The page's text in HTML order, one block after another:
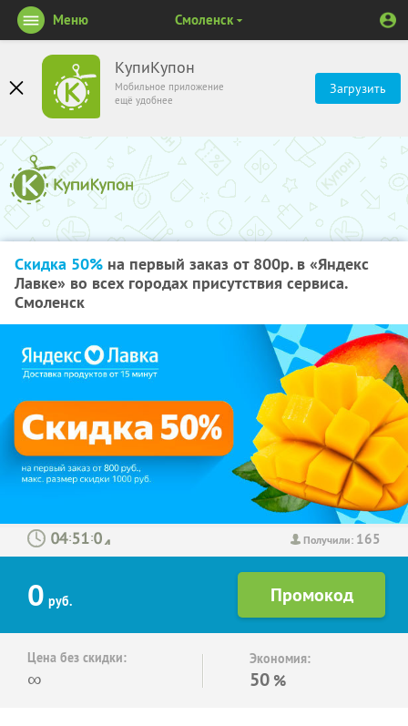
КупиКупон
Мобильное приложение
ещё удобнее
Загрузить
Меню Смоленск
Скидка 50% на первый заказ от 800р. в «Яндекс
Лавке» во всех городах присутствия сервиса.
Смоленск
Получили: 165
: :
0 руб.
Цена без скидки:
∞
Экономия:
50 %